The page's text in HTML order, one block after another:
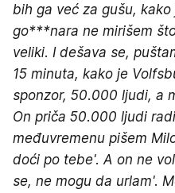
bih ga već za gušu,
go***nara ne mirišem
veliki. I dešava se,
15 minuta, kako je
sponzor, 50.000 ljudi, a
On priča 50.000 ljudi
međuvremenu pišem
doći po tebe'. A on ne
se, ne mogu da urlam'.